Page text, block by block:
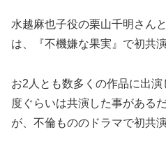
水越麻也子役の栗山千明さん
は、『不機嫌な果実』で初共
お2人とも数多くの作品に出
度ぐらいは共演した事がある
が、不倫もののドラマで初共